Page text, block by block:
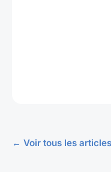
← Voir tous les